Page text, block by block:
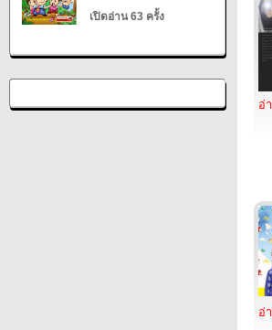
เปิดอ่าน 63 ครั้ง
อ่
อ่